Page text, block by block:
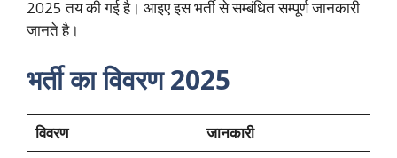
2025 तय की गई है। आइए इस भर्ती से सम्बंधित सम्पूर्ण जानकारी
जानते है।
भर्ती का विवरण 2025
विवरण जानकारी